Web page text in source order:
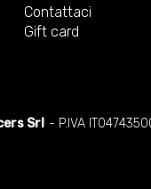
Contattaci
Gift card
Srl - P.IVA